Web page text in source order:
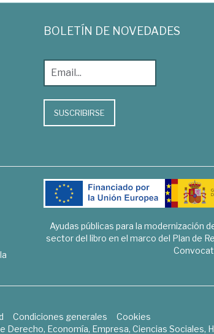
BOLETÍN DE NOVEDADES
SUSCRIBIRSE
Ayudas públicas para la modernización
sector del libro en el marco del Plan de
Condiciones generales
Cookies
Economía, Empresa, Ciencias Sociales,